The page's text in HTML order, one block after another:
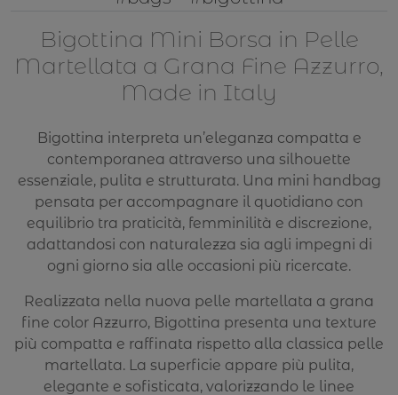
Bigottina Mini Borsa in Pelle
Martellata a Grana Fine Azzurro,
Made in Italy
Bigottina interpreta un’eleganza compatta e
contemporanea attraverso una silhouette
essenziale, pulita e strutturata. Una mini handbag
pensata per accompagnare il quotidiano con
equilibrio tra praticità, femminilità e discrezione,
adattandosi con naturalezza sia agli impegni di
ogni giorno sia alle occasioni più ricercate.
Realizzata nella nuova pelle martellata a grana
fine color Azzurro, Bigottina presenta una texture
più compatta e raffinata rispetto alla classica pelle
martellata. La superficie appare più pulita,
elegante e sofisticata, valorizzando le linee